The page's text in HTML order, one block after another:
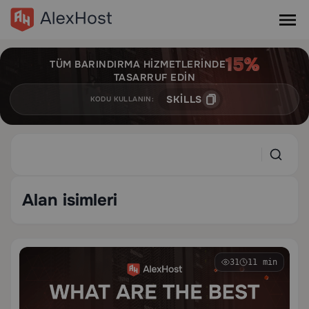
TÜM BARINDIRMA HIZMETLERINDE
TASARRUF EDIN
KODU KULLANIN: SKILLS
Alan isimleri
31 11 min